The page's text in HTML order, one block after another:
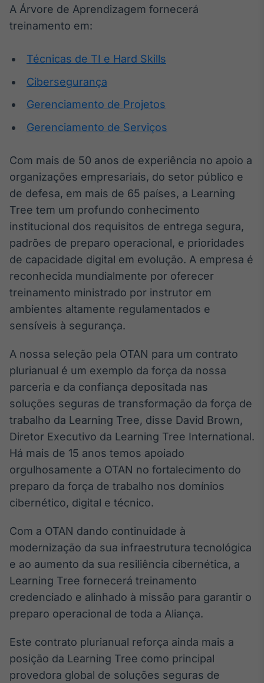
Radar
conteúdos
A melhor
analisar fundos
Em breve
BroadFast
Em breve
Investimentos
Em breve
Tokenização
de ativos
Em breve
Em breve
A Árvore de Aprendizagem fornecerá
treinamento em:
Técnicas de TI e Hard Skills
Cibersegurança
Gerenciamento de Projetos
Gerenciamento de Serviços
Com mais de 50 anos de experiência no apoio a
organizações empresariais, do setor público e
de defesa, em mais de 65 países, a Learning
Tree tem um profundo conhecimento
institucional dos requisitos de entrega segura,
padrões de preparo operacional, e prioridades
de capacidade digital em evolução. A empresa é
reconhecida mundialmente por oferecer
treinamento ministrado por instrutor em
ambientes altamente regulamentados e
sensíveis à segurança.
A nossa seleção pela OTAN para um contrato
plurianual é um exemplo da força da nossa
parceria e da confiança depositada nas
soluções seguras de transformação da força de
trabalho da Learning Tree, disse David Brown,
Diretor Executivo da Learning Tree International.
Há mais de 15 anos temos apoiado
orgulhosamente a OTAN no fortalecimento do
preparo da força de trabalho nos domínios
cibernético, digital e técnico.
Com a OTAN dando continuidade à
modernização da sua infraestrutura tecnológica
e ao aumento da sua resiliência cibernética, a
Learning Tree fornecerá treinamento
credenciado e alinhado à missão para garantir o
preparo operacional de toda a Aliança.
Este contrato plurianual reforça ainda mais a
posição da Learning Tree como principal
provedora global de soluções seguras de